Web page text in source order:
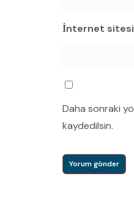
İnternet sitesi
Daha sonraki
kaydedilsin.